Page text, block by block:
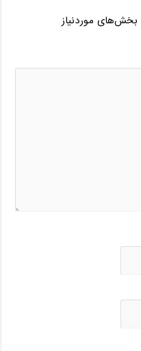
بخش‌های موردنیاز